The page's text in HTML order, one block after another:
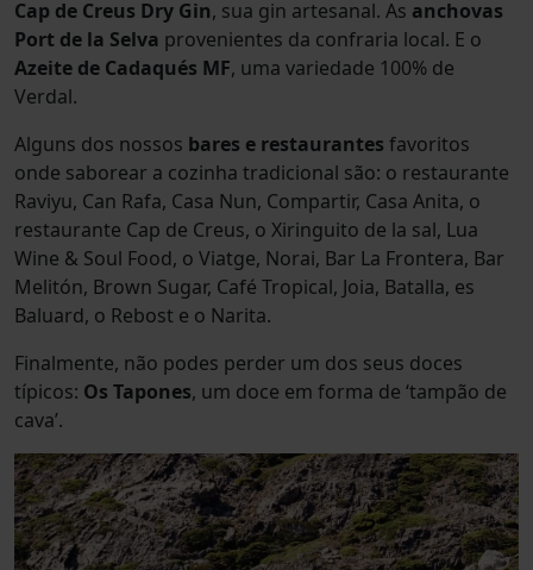
Cap de Creus Dry Gin, sua gin artesanal. As anchovas
Port de la Selva provenientes da confraria local. E o
Azeite de Cadaqués MF, uma variedade 100% de
Verdal.
Alguns dos nossos bares e restaurantes favoritos
onde saborear a cozinha tradicional são: o restaurante
Raviyu, Can Rafa, Casa Nun, Compartir, Casa Anita, o
restaurante Cap de Creus, o Xiringuito de la sal, Lua
Wine & Soul Food, o Viatge, Norai, Bar La Frontera, Bar
Melitón, Brown Sugar, Café Tropical, Joia, Batalla, es
Baluard, o Rebost e o Narita.
Finalmente, não podes perder um dos seus doces
típicos: Os Tapones, um doce em forma de ‘tampão de
cava’.